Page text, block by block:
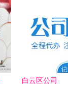
白云区公司